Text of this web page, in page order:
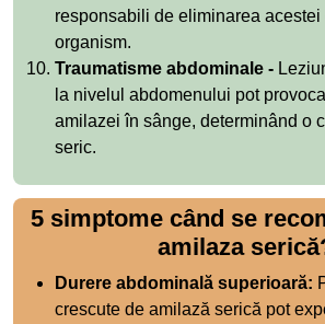
responsabili de eliminarea acestei
organism.
Traumatisme abdominale -
la nivelul abdomenului pot
amilazei în sânge, determinând o
seric.
5 simptome când se
amilaza
Durere abdominală superioară:
crescute de amilază serică pot